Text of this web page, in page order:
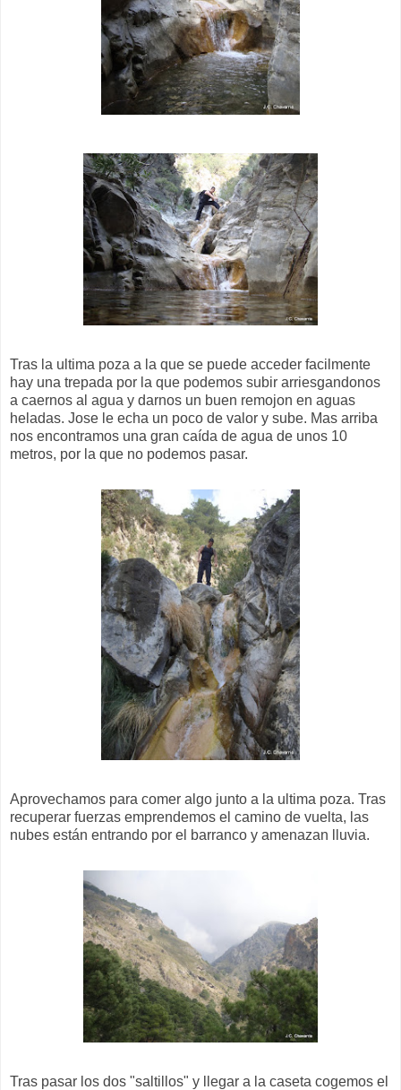
Tras la ultima poza a la que se puede acceder facilmente
hay una trepada por la que podemos subir arriesgandonos
a caernos al agua y darnos un buen remojon en aguas
heladas. Jose le echa un poco de valor y sube. Mas arriba
nos encontramos una gran caída de agua de unos 10
metros, por la que no podemos pasar.
Aprovechamos para comer algo junto a la ultima poza. Tras
recuperar fuerzas emprendemos el camino de vuelta, las
nubes están entrando por el barranco y amenazan lluvia.
Tras pasar los dos "saltillos" y llegar a la caseta cogemos el